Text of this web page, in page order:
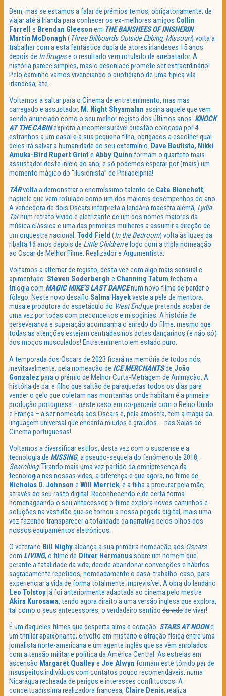
Bem, mas se estamos a falar de prémios temos, obrigatoriamente, de
viajar até à Irlanda para conhecer os ex-melhores amigos Collin
Farrell e Brendan Gleeson em THE BANSHEES OF INISHERIN.
Martin McDonagh ( Three Billboards Outside Ebbing, Missouri) volta a
trabalhar com a esta fantástica dupla de atores irlandeses 15 anos
depois de In Brugese o resultado vem rotulado de arrebatador. A
história parece simples, mas o desenlace promete ser extraordinário!
Pelo caminho vamos vivenciando o quotidiano de uma típica vila
irlandesa, até…
Voltamos a saltar para o Cinema de entretenimento, mas mas
carregado e assustador. M. Night Shyamalan assina aquele que vem
sendo anunciado como o seu melhor registo dos últimos anos. KNOCK
AT THE CABINexplora a incomensurável questão colocada por 4
estranhos a um casal e à sua pequena filha, obrigados a escolher qual
deles irá salvar a humanidade do seu extermínio. Dave Bautista, Nikki
Amuka-Bird Rupert Grinte Abby Quinn formam o quarteto mais
assustador deste início do ano, e só podemos esperar por (mais) um
momento mágico do “ilusionista” de Philadelphia!
TÁRvolta a demonstrar o enormíssimo talento de Cate Blanchett,
naquele que vem rotulado como um dos maiores desempenhos do ano.
A vencedora de dois Oscars interpreta a lendária maestra alemã, Lydia
Tárnum retrato vívido e eletrizante de um dos nomes maiores da
música clássica e uma das primeiras mulheres a assumir a direção de
um orquestra nacional. Todd Field (In the Bedroom) volta às luzes da
ribalta 16 anos depois de Little Childrene logo com a tripla nomeação
ao Oscar de Melhor Filme, Realizador e Argumentista.
Voltamos a alternar de registo, desta vez com algo mais sensual e
apimentado. Steven Soderbergh e Channing Tatum fecham a
trilogia com MAGIC MIKE’S LAST DANCEnum novo filme de perder o
fôlego. Neste novo desafio Salma Hayekveste a pele de mentora,
musa e produtora do espetáculo do West Endque pretende acabar de
uma vez por todas com preconceitos e misoginias. A história de
perseverança e superação acompanha o enredo do filme, mesmo que
todas as atenções estejam centradas nos dotes dançarinos (e não só)
dos moços musculados! Entretenimento em estado puro.
A temporada dos Oscars de 2023 ficará na memória de todos nós,
inevitavelmente, pela nomeação de ICE MERCHANTSde João
Gonzalez para o prémio de Melhor Curta-Metragem de Animação. A
história de pai e filho que saltão de paraquedas todos os dias para
vender o gelo que coletam nas montanhas onde habitam é a primeira
produção portuguesa – neste caso em co-parceria com o Reino Unido
e França – a ser nomeada aos Oscars e, pela amostra, tem a magia da
linguagem universal que encanta miúdos e graúdos…. nas Salas de
Cinema portuguesas!
Voltamos a diversificar estilos, desta vez com o suspense e a
tecnologia de MISSING, a pseudo-sequela do fenómeno de 2018,
Searching. Tirando mais uma vez partido da omnipresença da
tecnologia nas nossas vidas, a diferença é que agora, no filme de
Nicholas D. Johnson e Will Merrick, é a filha a procurar pela mãe,
através do seu rasto digital. Reconhecendo e de certa forma
homenageando o seu antecessor, o filme explora novos caminhos e
soluções na vastidão que se tornou a nossa pegada digital, mais uma
vez fazendo transparecer a totalidade da narrativa pelos olhos dos
nossos equipamentos eletrónicos.
O veterano Bill Nighyalcança a sua primeira nomeação aos Oscars
com LIVING, o filme de Oliver Hermanussobre um homem que
perante a fatalidade da vida, decide abandonar convenções e hábitos
sagradamente repetidos, nomeadamente o casa-trabalho-caso, para
experienciar a vida de forma totalmente imprevisível. A obra do lendário
Leo Tolstoyjá foi anteriormente adaptada ao cinema pelo mestre
Akira Kurosawa, tendo agora direito a uma versão inglesa que explora,
tal como o seus antecessores, o verdadeiro sentido da vidade viver!
É um daqueles filmes que desperta alma e coração. STARS AT NOONé
um thriller apaixonante, envolto em mistério e atração física entre uma
jornalista norte-americana e um agente inglês que se vêm enrolados
com a tensão militar e política da América Central. As estrelas em
ascensão Margaret Qualleye Joe Alwyn formam este tórrido par de
insuspeitos indivíduos com contatos pouco recomendáveis, numa
Nicarágua recheada de perigos e interesses conflituosos. A
conceituadíssima realizadora francesa, Claire Denis, realiza.